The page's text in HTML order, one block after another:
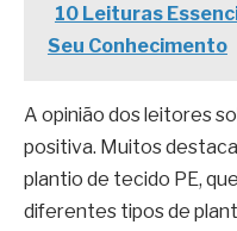
10 Leituras
Seu Conhecimento
A opinião dos leitores
positiva. Muitos
plantio de tecido PE,
diferentes tipos de